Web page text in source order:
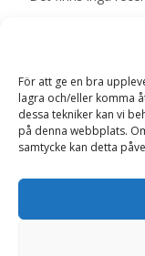
För att ge en bra
lagra och/eller komma
dessa tekniker kan vi
på denna webbplats.
samtycke kan detta
Bli först med
Din e-postadress
är märkta *
Ditt betyg*